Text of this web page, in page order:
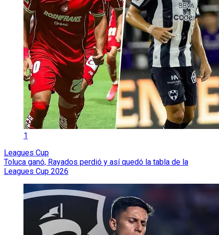
1
Leagues Cup
Toluca ganó, Rayados perdió y así quedó la tabla de la
Leagues Cup 2026